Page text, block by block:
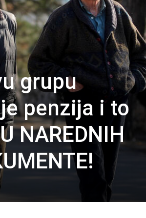
grupu
penzija i to
NAREDNIH